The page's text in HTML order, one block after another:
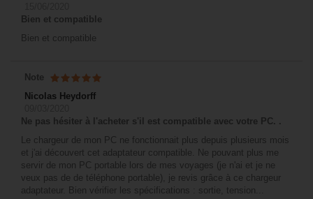
Bien et compatible
Bien et compatible
Note
Nicolas Heydorff
Ne pas hésiter à l'acheter s'il est compatible avec votre PC. .
Le chargeur de mon PC ne fonctionnait plus depuis plusieurs mois
et j'ai découvert cet adaptateur compatible. Ne pouvant plus me
servir de mon PC portable lors de mes voyages (je n'ai et je ne
veux pas de de téléphone portable), je revis grâce à ce chargeur
adaptateur. Bien vérifier les spécifications : sortie, tension...